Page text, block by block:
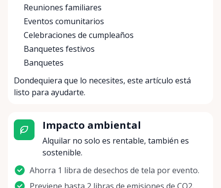
Reuniones familiares
Eventos comunitarios
Celebraciones de cumpleaños
Banquetes festivos
Banquetes
Dondequiera que lo necesites, este artículo está
listo para ayudarte.
Impacto ambiental
Alquilar no solo es rentable, también es
sostenible.
Ahorra 1 libra de desechos de tela por evento.